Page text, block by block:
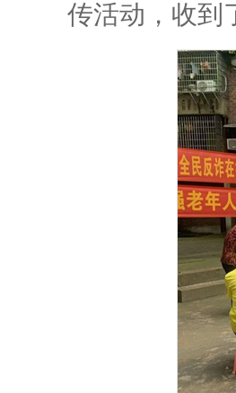
传活动，收到